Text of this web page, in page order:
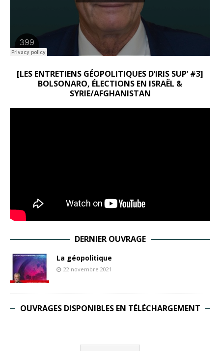
[LES ENTRETIENS GÉOPOLITIQUES D’IRIS SUP’ #3]
BOLSONARO, ÉLECTIONS EN ISRAËL &
SYRIE/AFGHANISTAN
DERNIER OUVRAGE
La géopolitique
22 novembre 2021
OUVRAGES DISPONIBLES EN TÉLÉCHARGEMENT